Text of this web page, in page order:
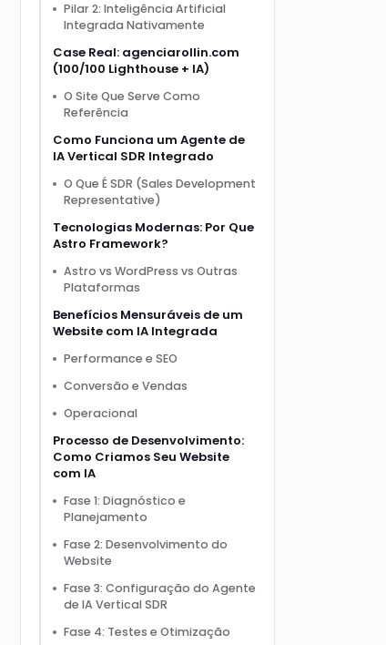
Pilar 2: Inteligência Artificial
Integrada Nativamente
Case Real: agenciarollin.com
(100/100 Lighthouse + IA)
O Site Que Serve Como
Referência
Como Funciona um Agente de
IA Vertical SDR Integrado
O Que É SDR (Sales Development
Representative)
Tecnologias Modernas: Por Que
Astro Framework?
Astro vs WordPress vs Outras
Plataformas
Benefícios Mensuráveis de um
Website com IA Integrada
Performance e SEO
Conversão e Vendas
Operacional
Processo de Desenvolvimento:
Como Criamos Seu Website
com IA
Fase 1: Diagnóstico e
Planejamento
Fase 2: Desenvolvimento do
Website
Fase 3: Configuração do Agente
de IA Vertical SDR
Fase 4: Testes e Otimização